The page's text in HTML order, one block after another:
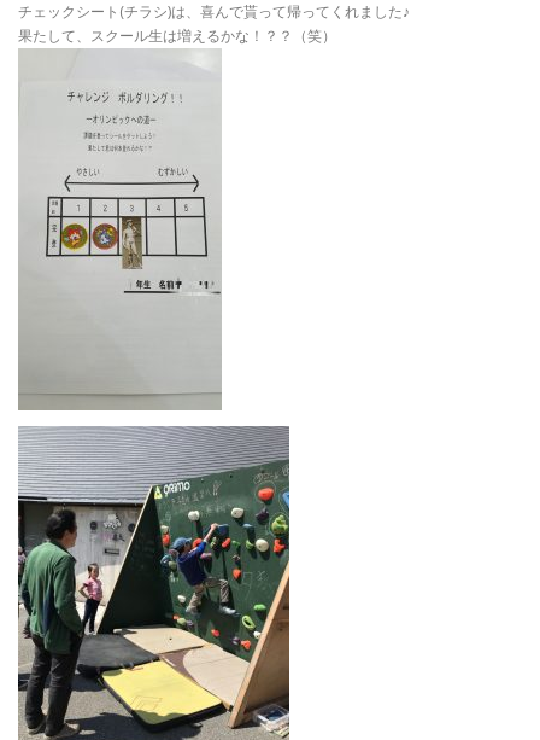
チェックシート(チラシ)は、喜んで貰って帰ってくれました♪
果たして、スクール生は増えるかな！？？（笑）